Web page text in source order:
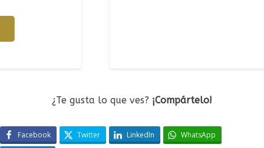
¿Te gusta lo que ves? ¡Compártelo!
Facebook Twitter LinkedIn
WhatsApp